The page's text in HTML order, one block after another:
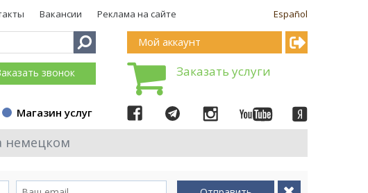
Español
Вакансии Реклама на сайте
звонок
Магазин услуг
Мой аккаунт
Заказать услуги
немецком